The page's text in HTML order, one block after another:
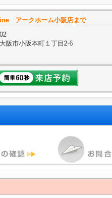
アークホーム小阪店まで
阪市小阪本町１丁目2-6